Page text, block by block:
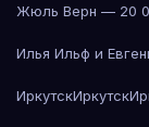
Жюль Верн — 20
Илья Ильф и
ИркутскИркутск